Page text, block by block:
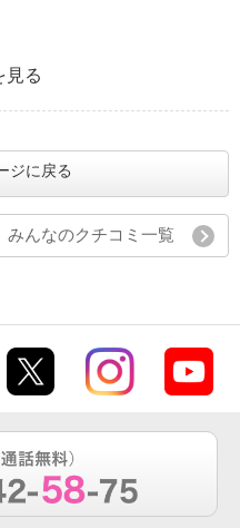
見る
ジに戻る
みんなのクチコミ一覧